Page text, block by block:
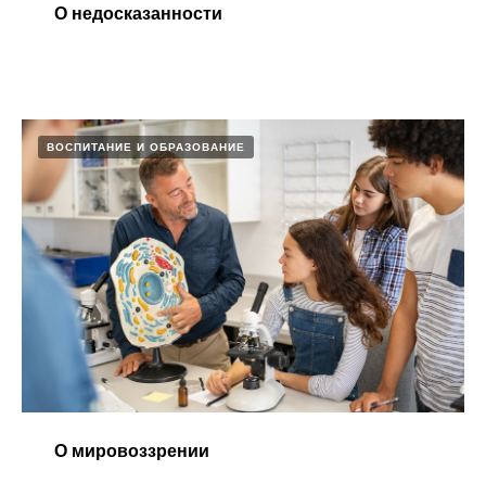
О недосказанности
ВОСПИТАНИЕ И ОБРАЗОВАНИЕ
О мировоззрении